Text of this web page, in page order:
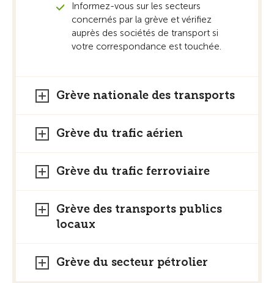
Informez-vous sur les secteurs
concernés par la grève et vérifiez
auprès des sociétés de transport si
votre correspondance est touchée.
Grève nationale des transports
Grève du trafic aérien
Grève du trafic ferroviaire
Grève des transports publics
locaux
Grève du secteur pétrolier